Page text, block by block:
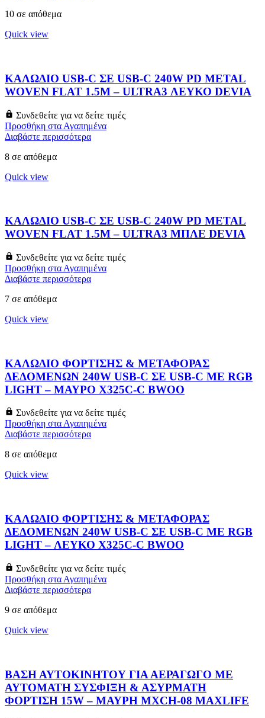
10 σε απόθεμα
Quick view
ΚΑΛΩΔΙΟ USB-C ΣΕ USB-C 240W PD METAL
WOVEN FLAT 1.5M – ULTRA3 ΛΕΥΚΟ DEVIA
Συνδεθείτε για να δείτε τιμές
Προσθήκη στα Αγαπημένα
Διαβάστε περισσότερα
8 σε απόθεμα
Quick view
ΚΑΛΩΔΙΟ USB-C ΣΕ USB-C 240W PD METAL
WOVEN FLAT 1.5M – ULTRA3 ΜΠΛΕ DEVIA
Συνδεθείτε για να δείτε τιμές
Προσθήκη στα Αγαπημένα
Διαβάστε περισσότερα
7 σε απόθεμα
Quick view
ΚΑΛΩΔΙΟ ΦΟΡΤΙΣΗΣ & ΜΕΤΑΦΟΡΑΣ
ΔΕΔΟΜΕΝΩΝ 240W USB-C ΣΕ USB-C ΜΕ RGB
LIGHT – ΜΑΥΡΟ X325C-C BWOO
Συνδεθείτε για να δείτε τιμές
Προσθήκη στα Αγαπημένα
Διαβάστε περισσότερα
8 σε απόθεμα
Quick view
ΚΑΛΩΔΙΟ ΦΟΡΤΙΣΗΣ & ΜΕΤΑΦΟΡΑΣ
ΔΕΔΟΜΕΝΩΝ 240W USB-C ΣΕ USB-C ΜΕ RGB
LIGHT – ΛΕΥΚΟ X325C-C BWOO
Συνδεθείτε για να δείτε τιμές
Προσθήκη στα Αγαπημένα
Διαβάστε περισσότερα
9 σε απόθεμα
Quick view
ΒΑΣΗ ΑΥΤΟΚΙΝΗΤΟΥ ΓΙΑ ΑΕΡΑΓΩΓΟ ΜΕ
ΑΥΤΟΜΑΤΗ ΣΥΣΦΙΞΗ & ΑΣΥΡΜΑΤΗ
ΦΟΡΤΙΣΗ 15W – ΜΑΥΡΗ MXCH-08 MAXLIFE